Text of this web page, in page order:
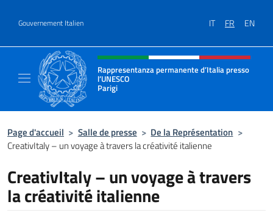
Gouvernement Italien IT FR EN
Site Web, social et en-tête de
Rappresentanza permanente d’Italia presso
l’UNESCO
Parigi
Il sito ufficiale della Rappresentanza
Page d'accueil > Salle de presse > De la Représentation >
CreativItaly – un voyage à travers la créativité italienne
CreativItaly – un voyage à travers
la créativité italienne